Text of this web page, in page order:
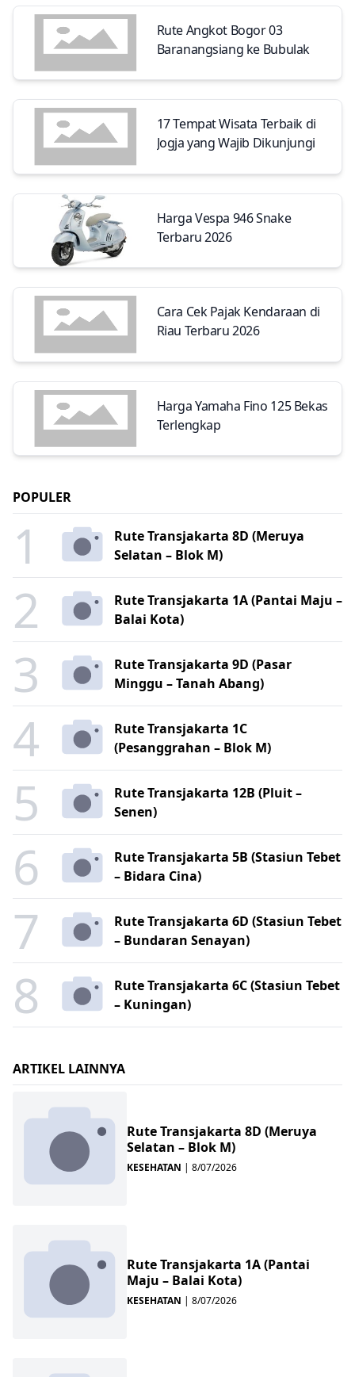
Rute Angkot Bogor 03
Baranangsiang ke Bubulak
17 Tempat Wisata Terbaik di
Jogja yang Wajib Dikunjungi
Harga Vespa 946 Snake
Terbaru 2026
Cara Cek Pajak Kendaraan di
Riau Terbaru 2026
Harga Yamaha Fino 125 Bekas
Terlengkap
POPULER
1
Rute Transjakarta 8D (Meruya
Selatan – Blok M)
2
Rute Transjakarta 1A (Pantai Maju –
Balai Kota)
3
Rute Transjakarta 9D (Pasar
Minggu – Tanah Abang)
4
Rute Transjakarta 1C
(Pesanggrahan – Blok M)
5
Rute Transjakarta 12B (Pluit –
Senen)
6
Rute Transjakarta 5B (Stasiun Tebet
– Bidara Cina)
7
Rute Transjakarta 6D (Stasiun Tebet
– Bundaran Senayan)
8
Rute Transjakarta 6C (Stasiun Tebet
– Kuningan)
ARTIKEL LAINNYA
Rute Transjakarta 8D (Meruya
Selatan – Blok M)
KESEHATAN | 8/07/2026
Rute Transjakarta 1A (Pantai
Maju – Balai Kota)
KESEHATAN | 8/07/2026